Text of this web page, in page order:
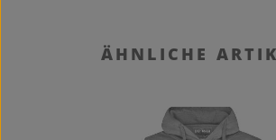
Produktgalerie überspringen
ÄHNLICHE